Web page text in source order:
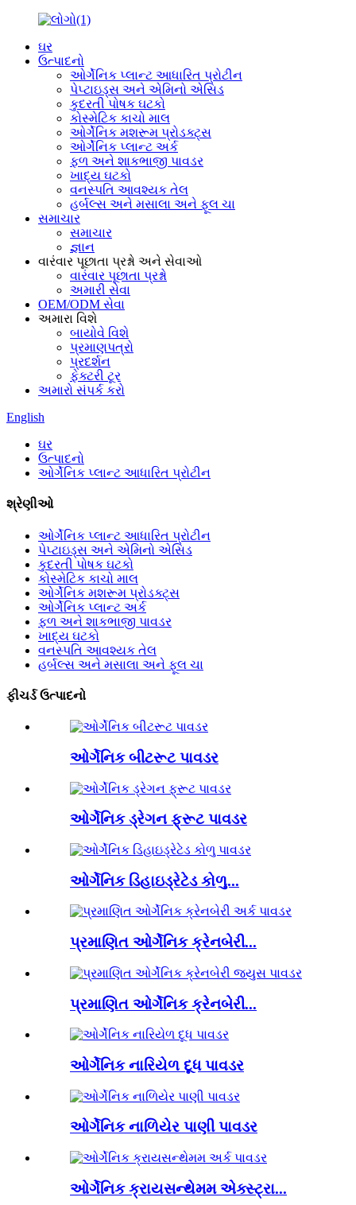
ઘર
ઉત્પાદનો
ઓર્ગેનિક પ્લાન્ટ આધારિત પ્રોટીન
પેપ્ટાઇડ્સ અને એમિનો એસિડ
કુદરતી પોષક ઘટકો
કોસ્મેટિક કાચો માલ
ઓર્ગેનિક મશરૂમ પ્રોડક્ટ્સ
ઓર્ગેનિક પ્લાન્ટ અર્ક
ફળ અને શાકભાજી પાવડર
ખાદ્ય ઘટકો
વનસ્પતિ આવશ્યક તેલ
હર્બલ્સ અને મસાલા અને ફૂલ ચા
સમાચાર
સમાચાર
જ્ઞાન
વારંવાર પૂછાતા પ્રશ્નો અને સેવાઓ
વારંવાર પૂછાતા પ્રશ્નો
અમારી સેવા
OEM/ODM સેવા
અમારા વિશે
બાયોવે વિશે
પ્રમાણપત્રો
પ્રદર્શન
ફેક્ટરી ટૂર
અમારો સંપર્ક કરો
English
ઘર
ઉત્પાદનો
ઓર્ગેનિક પ્લાન્ટ આધારિત પ્રોટીન
શ્રેણીઓ
ઓર્ગેનિક પ્લાન્ટ આધારિત પ્રોટીન
પેપ્ટાઇડ્સ અને એમિનો એસિડ
કુદરતી પોષક ઘટકો
કોસ્મેટિક કાચો માલ
ઓર્ગેનિક મશરૂમ પ્રોડક્ટ્સ
ઓર્ગેનિક પ્લાન્ટ અર્ક
ફળ અને શાકભાજી પાવડર
ખાદ્ય ઘટકો
વનસ્પતિ આવશ્યક તેલ
હર્બલ્સ અને મસાલા અને ફૂલ ચા
ફીચર્ડ ઉત્પાદનો
ઓર્ગેનિક બીટરૂટ પાવડર
ઓર્ગેનિક ડ્રેગન ફ્રૂટ પાવડર
ઓર્ગેનિક ડિહાઇડ્રેટેડ કોળુ...
પ્રમાણિત ઓર્ગેનિક ક્રેનબેરી...
પ્રમાણિત ઓર્ગેનિક ક્રેનબેરી...
ઓર્ગેનિક નારિયેળ દૂધ પાવડર
ઓર્ગેનિક નાળિયેર પાણી પાવડર
ઓર્ગેનિક ક્રાયસન્થેમમ એક્સ્ટ્રા...